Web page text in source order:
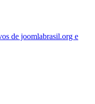
de joomlabrasil.org e